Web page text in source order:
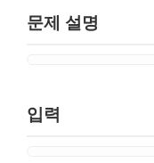
문제 설명
입력